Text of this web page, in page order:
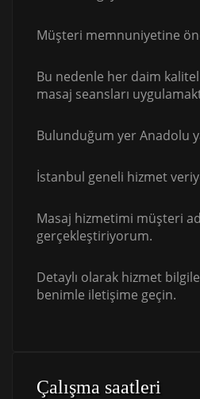
Müşteri memnuniyetine
Bu nedenle her daim
masaj seansları
Bulunduğum yer Anadolu
İstanbul geneli hizmet
Masaj hizmetimi müşteri
gerçekleştiriyorum.
Detaylı olarak hizmet
benimle iletişime geçin.
Çalışma saatleri